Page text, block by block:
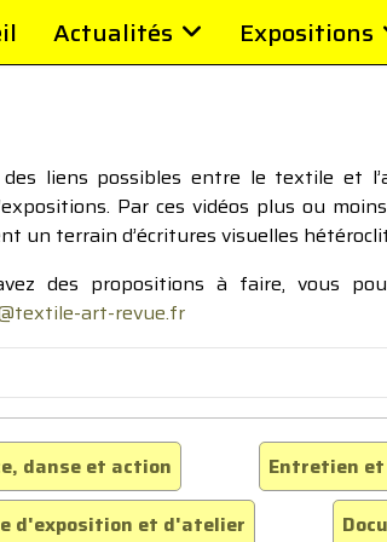
Actualités Expositions
liens possibles entre le textile et
Par ces vidéos plus ou
un terrain d’écritures visuelles
des propositions à faire, vous
art-revue.fr
danse et action
Entretien
d'exposition et d'atelier